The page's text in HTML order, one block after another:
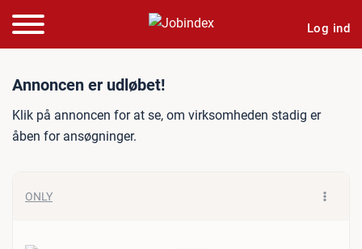
Log ind
Jobannonce: E-
Annoncen er udløbet!
Klik på annoncen for at se, om virksomheden stadig er
åben for ansøgninger.
ONLY